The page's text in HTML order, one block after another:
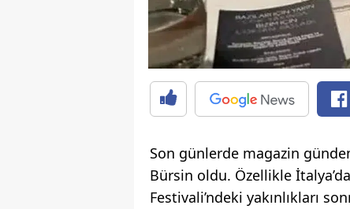
Son günlerde magazin
Bürsin oldu. Özellikle
Festivali’ndeki yakınlıkları